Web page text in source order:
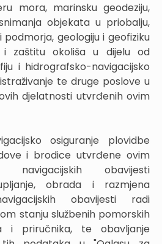
mora, marinsku geodeziju,
objekata u priobalju,
geologiju i geofiziku
i zaštitu okoliša u dijelu od
i hidrografsko-navigacijsko
te druge poslove u
djelatnosti utvrđenih ovim
osiguranje plovidbe
i brodice utvrđene ovim
navigacijskih obavijesti
obrada i razmjena
obavijesti radi
stanju službenih pomorskih
i priručnika, te obavljanje